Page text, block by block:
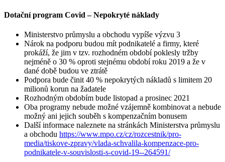
Dotační program Covid – Nepokryté náklady
Ministerstvo průmyslu a obchodu vypíše výzvu 3
Nárok na podporu budou mít podnikatelé a firmy, které
prokáží, že jim v tzv. rozhodném období poklesly tržby
nejméně o 30 % oproti stejnému období roku 2019 a že v
dané době budou ve ztrátě
Podpora bude činit 40 % nepokrytých nákladů s limitem 20
milionů korun na žadatele
Rozhodným obdobím bude listopad a prosinec 2021
Oba programy nebude možné vzájemně kombinovat a nebude
možný ani jejich souběh s kompenzačním bonusem
Další informace naleznete na stránkách Ministerstva průmyslu
a obchodu https://www.mpo.cz/cz/rozcestnik/pro-
media/tiskove-zpravy/vlada-schvalila-kompenzace-pro-
podnikatele-v-souvislosti-s-covid-19--264591/